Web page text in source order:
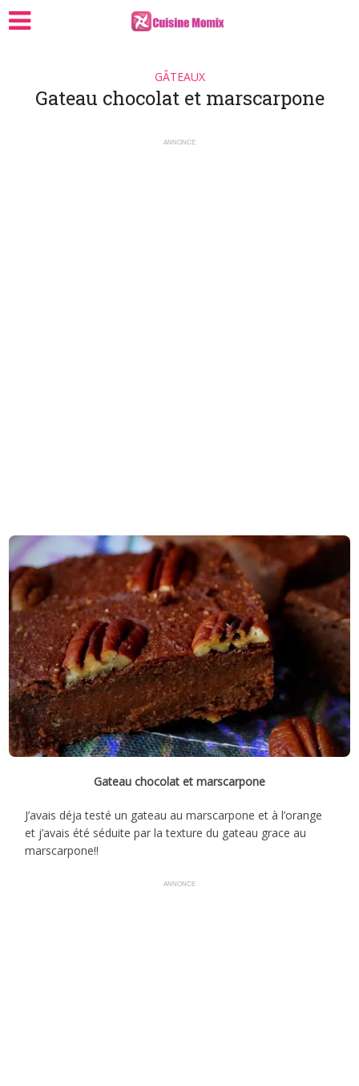
GÂTEAUX
Gateau chocolat et marscarpone
ANNONCE
Gateau chocolat et marscarpone
J’avais déja testé un gateau au marscarpone et à l’orange
et j’avais été séduite par la texture du gateau grace au
marscarpone!!
ANNONCE